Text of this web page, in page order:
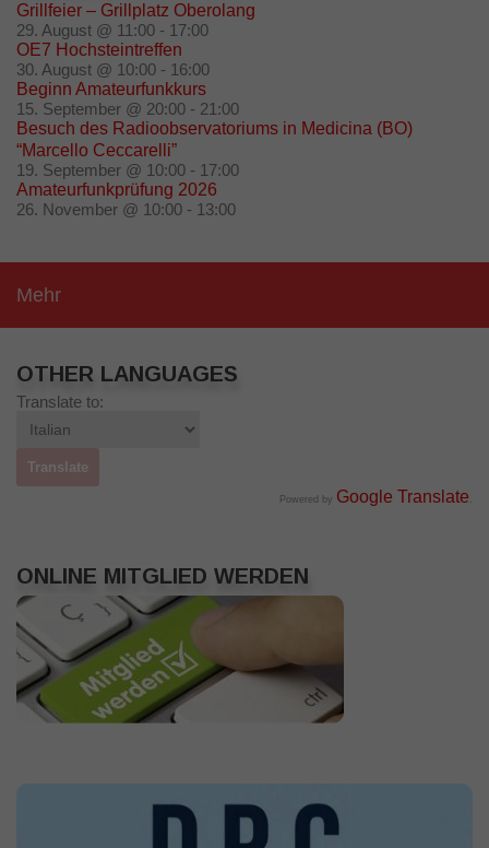
Grillfeier – Grillplatz Oberolang
29. August @ 11:00 - 17:00
OE7 Hochsteintreffen
30. August @ 10:00 - 16:00
Beginn Amateurfunkkurs
15. September @ 20:00 - 21:00
Besuch des Radioobservatoriums in Medicina (BO)
“Marcello Ceccarelli”
19. September @ 10:00 - 17:00
Amateurfunkprüfung 2026
26. November @ 10:00 - 13:00
Mehr
OTHER LANGUAGES
Translate to:
Powered by Google Translate .
ONLINE MITGLIED WERDEN